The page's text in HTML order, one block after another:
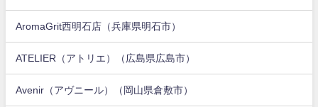
AromaGrit西明石店（兵庫県明石市）
ATELIER（アトリエ）（広島県広島市）
Avenir（アヴニール）（岡山県倉敷市）